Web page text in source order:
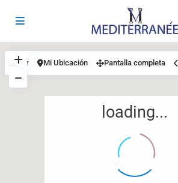
12
loading...
Ver Mi Ubicación Pantalla completa